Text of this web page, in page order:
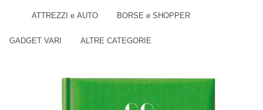
ATTREZZI e AUTO BORSE e SHOPPER
GADGET VARI ALTRE CATEGORIE